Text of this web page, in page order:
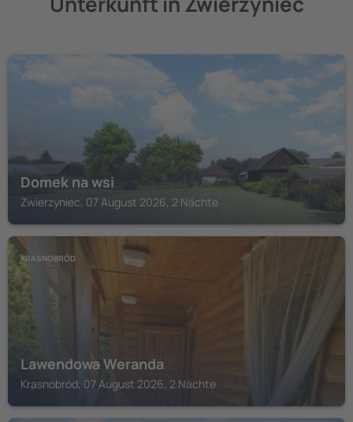
ZWIERZYNIEC
Domek na wsi
Zwierzyniec, 07 August 2026, 2 Nächte
KRASNOBRÓD
Lawendowa Weranda
Krasnobród, 07 August 2026, 2 Nächte